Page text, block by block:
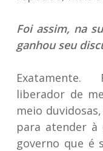
Foi assim, na
ganhou seu
Exatamente.
liberador de
meio
para atender à
governo que é